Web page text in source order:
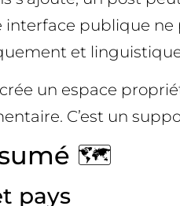
publique ne
et
un espace
C’est un
🗺️
pays